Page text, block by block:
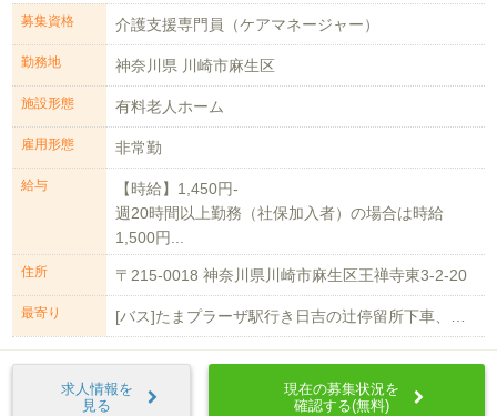
募集資格 介護支援専門員（ケアマネージャー）
勤務地 神奈川県 川崎市麻生区
施設形態 有料老人ホーム
雇用形態 非常勤
給与
【時給】1,450円-
週20時間以上勤務（社保加入者）の場合は時給
1,500円...
住所 〒215-0018 神奈川県川崎市麻生区王禅寺東3-2-20
最寄り
求人情報を
見る
現在の募集状況を
確認する(無料)